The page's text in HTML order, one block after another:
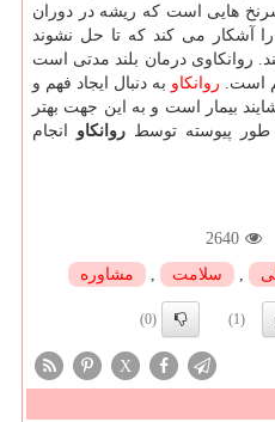
هایی است که ریشه در دوران
آشکار می کند که تا حل نشوند
روانکاوی درمان بلند مدتی است
است. روانکاو به دنبال ایجاد فهم و
بیمار است و به این جهت بهتر
پیوسته توسط روانکاو انجام
2640
, سلامت , مشاوره
(1)
(0)
X